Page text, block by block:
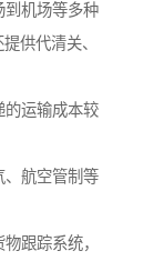
到机场等多种
供代清关、
的运输成本较
、航空管制等
跟踪系统，